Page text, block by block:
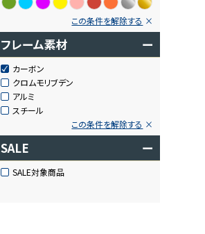
この条件を解除する
フレーム素材 ー
カーボン
クロムモリブデン
アルミ
スチール
この条件を解除する
SALE ー
SALE対象商品